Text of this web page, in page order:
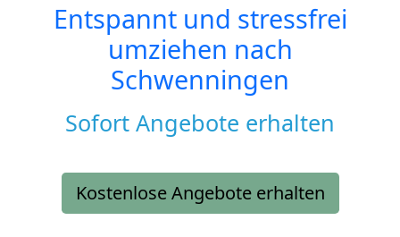
Entspannt und stressfrei
umziehen nach
Schwenningen
Sofort Angebote erhalten
Kostenlose Angebote erhalten